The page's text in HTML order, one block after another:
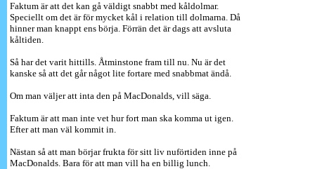
Faktum är att det kan gå väldigt snabbt med kåldolmar.
Speciellt om det är för mycket kål i relation till dolmarna. Då
hinner man knappt ens börja. Förrän det är dags att avsluta
kåltiden.
Så har det varit hittills. Åtminstone fram till nu. Nu är det
kanske så att det går något lite fortare med snabbmat ändå.
Om man väljer att inta den på MacDonalds, vill säga.
Faktum är att man inte vet hur fort man ska komma ut igen.
Efter att man väl kommit in.
Nästan så att man börjar frukta för sitt liv nuförtiden inne på
MacDonalds. Bara för att man vill ha en billig lunch.